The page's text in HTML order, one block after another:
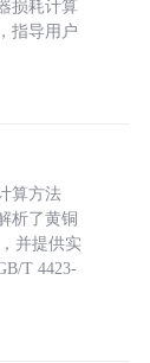
损耗计算
指导用户
算方法
析了黄铜
并提供实
T 4423-